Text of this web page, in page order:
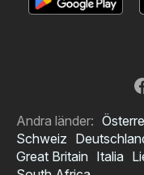
Andra länder:
Schweiz
Great Britain Italia